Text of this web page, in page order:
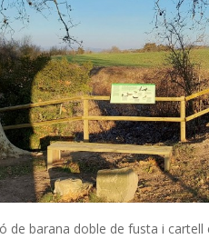
de barana doble de fusta i